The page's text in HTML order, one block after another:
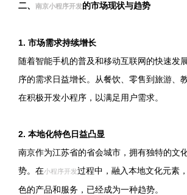
二、 南京小程序开发的市场现状与趋势
1. 市场需求持续增长
随着智能手机的普及和移动互联网的快速发
序的需求日益增长。从餐饮、零售到旅游、
在积极开发小程序，以满足用户需求。
2. 本地化特色日益凸显
南京作为江苏省的省会城市，拥有独特的文
势。在小程序开发过程中，融入本地文化元素
色的产品和服务，已经成为一种趋势。